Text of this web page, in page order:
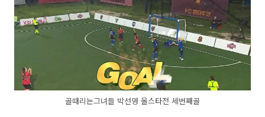
골때리는그녀들 박선영 올스타전 세번째골